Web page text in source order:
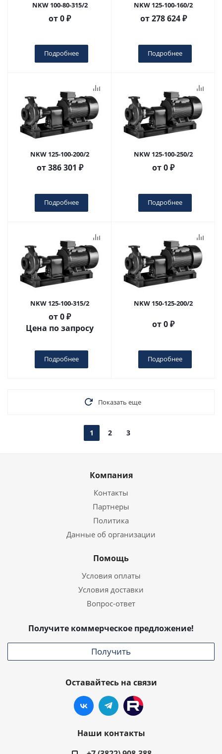
NKW 100-80-315/2
от0 ₽
Подробнее
NKW 125-100-160/2
от278 624 ₽
Подробнее
NKW 125-100-200/2
от386 301 ₽
Подробнее
NKW 125-100-250/2
от0 ₽
Подробнее
NKW 125-100-315/2
от0 ₽
Цена по запросу
Подробнее
NKW 150-125-200/2
от0 ₽
Подробнее
Показать еще
1 2 3
Компания
Контакты
Партнеры
Политика
Данные об организации
Помощь
Условия оплаты
Условия доставки
Вопрос-ответ
Получите коммерческое предложение!
Получить
Оставайтесь на связи
Наши контакты